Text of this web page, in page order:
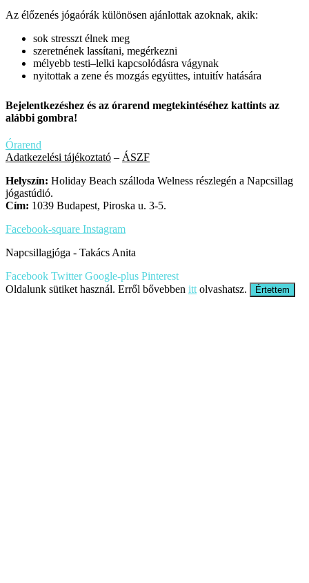
Az élőzenés jógaórák különösen ajánlottak azoknak, akik:
sok stresszt élnek meg
szeretnének lassítani, megérkezni
mélyebb testi–lelki kapcsolódásra vágynak
nyitottak a zene és mozgás együttes, intuitív hatására
Bejelentkezéshez és az órarend megtekintéséhez kattints az
alábbi gombra!
Órarend
Adatkezelési tájékoztató – ÁSZF
Helyszín: Holiday Beach szálloda Welness részlegén a Napcsillag
jógastúdió.
Cím: 1039 Budapest, Piroska u. 3-5.
Facebook-square Instagram
Napcsillagjóga - Takács Anita
Facebook Twitter Google-plus Pinterest
Oldalunk sütiket használ. Erről bővebben itt olvashatsz. Értettem